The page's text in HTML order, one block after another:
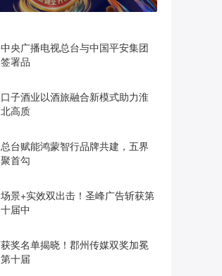
中央广播电视总台与中国平安集团
签署品
口子酒业以酒旅融合新模式助力淮
北高质
总台赋能鸿蒙智行品牌共建，五界
聚首勾
场景+实效双出击！圣峰广告斩获第
十届中
获奖名单揭晓！郡州传媒双奖加冕
第十届